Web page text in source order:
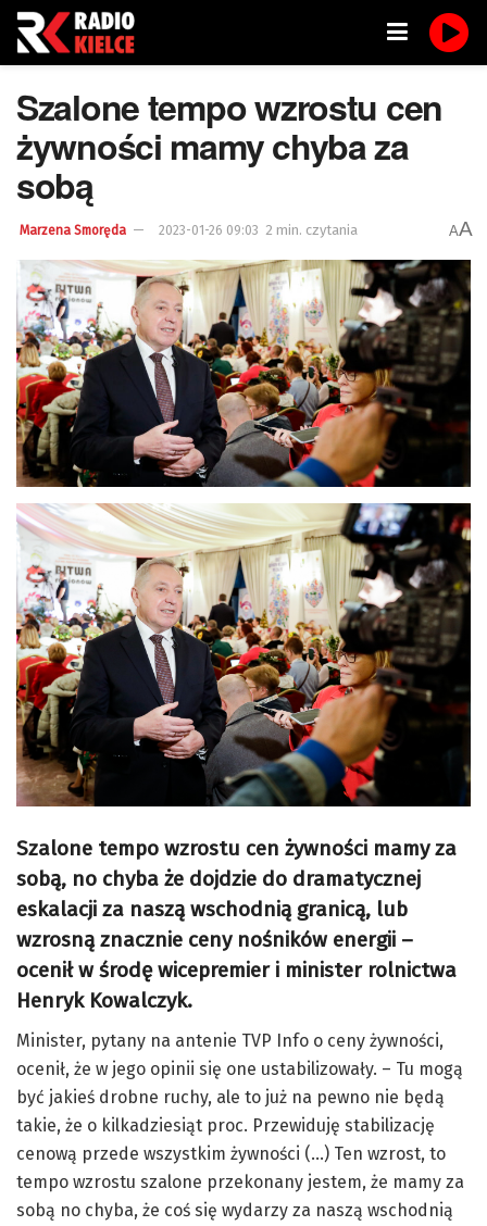
Szalone tempo wzrostu cen
żywności mamy chyba za
sobą
Marzena Smoręda 2023-01-26 09:03 2 min. czytania AA
Szalone tempo wzrostu cen żywności mamy za
sobą, no chyba że dojdzie do dramatycznej
eskalacji za naszą wschodnią granicą, lub
wzrosną znacznie ceny nośników energii –
ocenił w środę wicepremier i minister rolnictwa
Henryk Kowalczyk.
Minister, pytany na antenie TVP Info o ceny żywności,
ocenił, że w jego opinii się one ustabilizowały. – Tu mogą
być jakieś drobne ruchy, ale to już na pewno nie będą
takie, że o kilkadziesiąt proc. Przewiduję stabilizację
cenową przede wszystkim żywności (…) Ten wzrost, to
tempo wzrostu szalone przekonany jestem, że mamy za
sobą no chyba, że coś się wydarzy za naszą wschodnią